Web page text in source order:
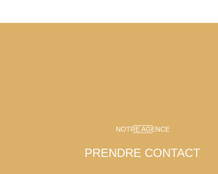
NOTRE AGENCE
PRENDRE CONTACT